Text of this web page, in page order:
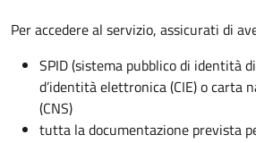
Per accedere al servizio, assicurati di
SPID (sistema pubblico di identità
d’identità elettronica (CIE) o carta
(CNS)
tutta la documentazione prevista